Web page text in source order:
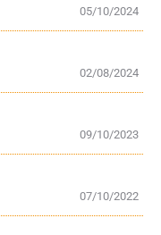
05/10/2024
02/08/2024
09/10/2023
07/10/2022